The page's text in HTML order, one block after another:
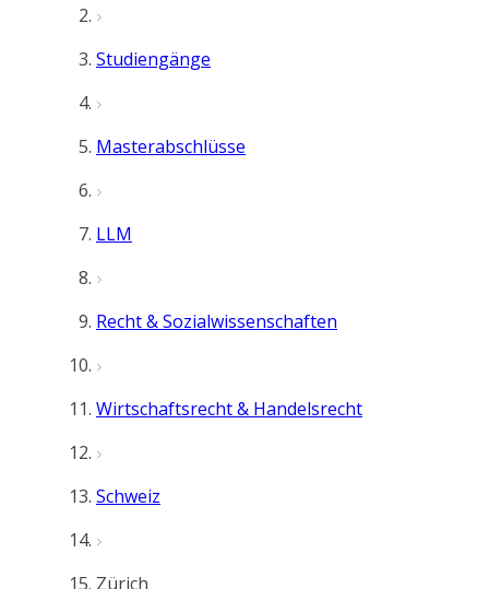
Studiengänge
Masterabschlüsse
LLM
Recht & Sozialwissenschaften
Wirtschaftsrecht & Handelsrecht
Schweiz
Zürich